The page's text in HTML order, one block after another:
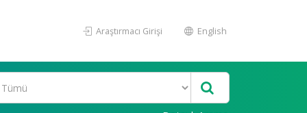
Araştırmacı Girişi English